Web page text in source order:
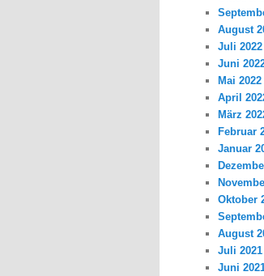
August
Juli 2022
Juni
Mai 2022
April
März
Februar
Januar
Oktober
August
Juli 2021
Juni